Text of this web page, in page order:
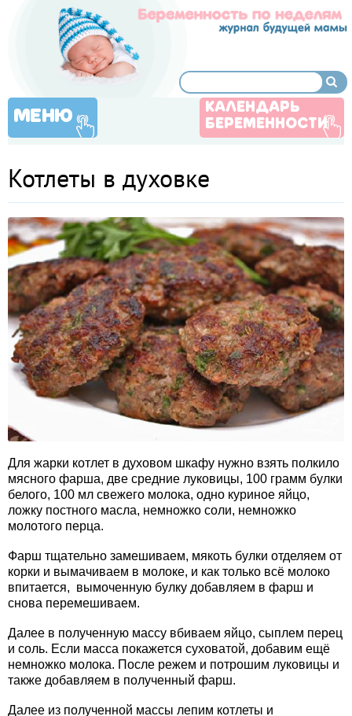
МЕНЮ
КАЛЕНДАРЬ
БЕРЕМЕННОСТИ
Котлеты в духовке
Для жарки котлет в духовом шкафу нужно взять полкило
мясного фарша, две средние луковицы, 100 грамм булки
белого, 100 мл свежего молока, одно куриное яйцо,
ложку постного масла, немножко соли, немножко
молотого перца.
Фарш тщательно замешиваем, мякоть булки отделяем от
корки и вымачиваем в молоке, и как только всё молоко
впитается, вымоченную булку добавляем в фарш и
снова перемешиваем.
Далее в полученную массу вбиваем яйцо, сыплем перец
и соль. Если масса покажется суховатой, добавим ещё
немножко молока. После режем и потрошим луковицы и
также добавляем в полученный фарш.
Далее из полученной массы лепим котлеты и